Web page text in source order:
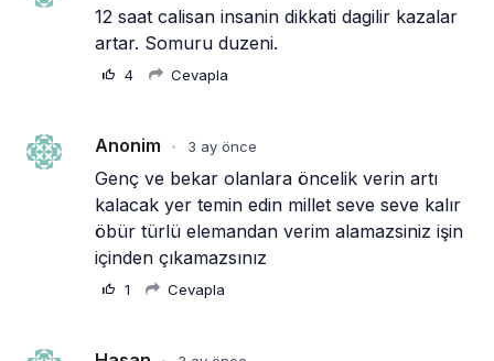
12 saat calisan insanin dikkati dagilir kazalar
artar. Somuru duzeni.
4 Cevapla
Anonim • 3 ay önce
Genç ve bekar olanlara öncelik verin artı
kalacak yer temin edin millet seve seve kalır
öbür türlü elemandan verim alamazsiniz işin
içinden çıkamazsınız
1 Cevapla